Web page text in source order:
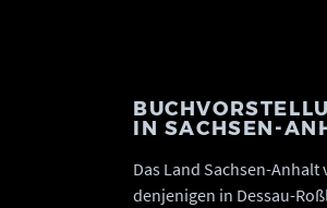
IN SACHSEN-
Das Land Sachsen-
denjenigen in Dessau-